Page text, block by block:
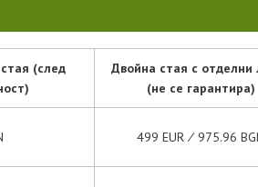
(след
Двойна стая с отделни
(не се гарантира)
499 EUR ∕ 975.96